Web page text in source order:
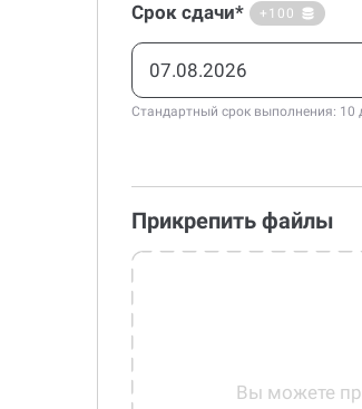
Срок сдачи* +100
Стандартный срок выполнения: 10
Прикрепить файлы
Вы можете